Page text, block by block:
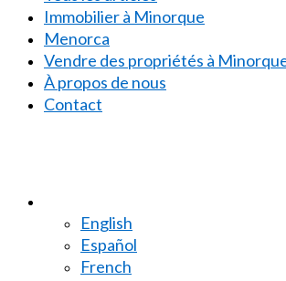
Immobilier à Minorque
Menorca
Vendre des propriétés à
À propos de nous
Contact
English
Español
French